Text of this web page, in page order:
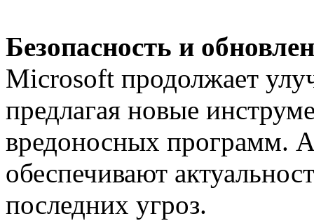
Безопасность и
Microsoft продолжает
предлагая новые
вредоносных программ.
обеспечивают
последних угроз.